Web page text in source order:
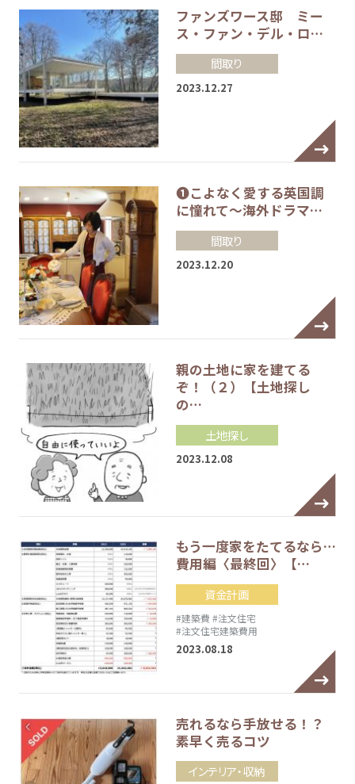
ファンズワース邸 ミー
ス・ファン・デル・ロ…
間取り
2023.12.27
❶こよなく愛する英国調
に憧れて～海外ドラマ…
間取り
2023.12.20
親の土地に家を建てる
ぞ！（２）【土地探し
の…
土地探し
2023.12.08
もう一度家をたてるなら…
費用編〈最終回〉【…
資金計画
#建築費 #注文住宅
#注文住宅建築費用
2023.08.18
売れるなら手放せる！？
素早く売るコツ
インテリア・収納